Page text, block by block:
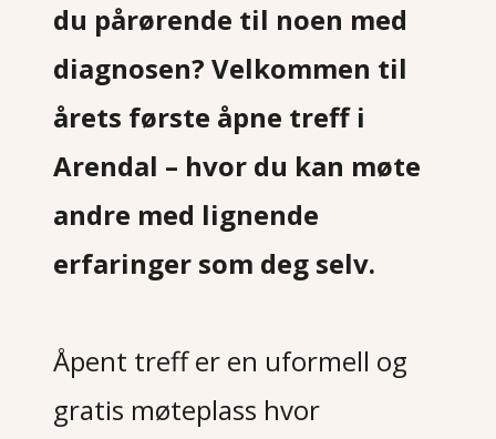
du pårørende til noen med
diagnosen? Velkommen til
årets første åpne treff i
Arendal – hvor du kan møte
andre med lignende
erfaringer som deg selv.
Åpent treff er en uformell og
gratis møteplass hvor